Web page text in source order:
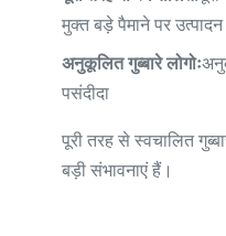
मुक्त बड़े पैमाने पर उत्पादन
अनुकूलित गुब्बारे लोगोः
पसंदीदा
पूरी तरह से स्वचालित
बड़ी संभावनाएं हैं।